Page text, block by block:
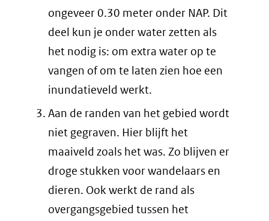
ongeveer 0.30 meter onder NAP. Dit
deel kun je onder water zetten als
het nodig is: om extra water op te
vangen of om te laten zien hoe een
inundatieveld werkt.
Aan de randen van het gebied wordt
niet gegraven. Hier blijft het
maaiveld zoals het was. Zo blijven er
droge stukken voor wandelaars en
dieren. Ook werkt de rand als
overgangsgebied tussen het